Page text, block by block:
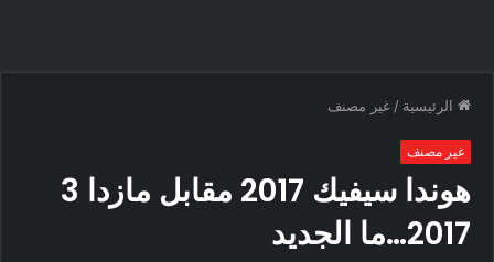
الرئيسية / غير مصنف
غير مصنف
هوندا سيفيك 2017 مقابل مازدا 3
2017…ما الجديد